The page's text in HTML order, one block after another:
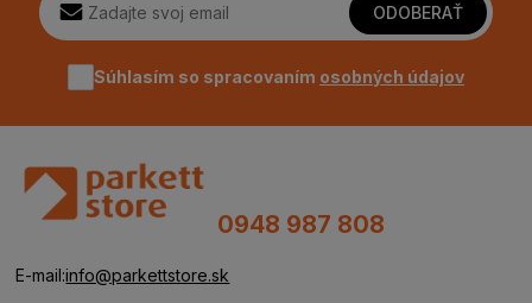
ODOBERAŤ
Súhlasím so spracovaním osobných údajov
0948 987 808
E-mail:info@parkettstore.sk